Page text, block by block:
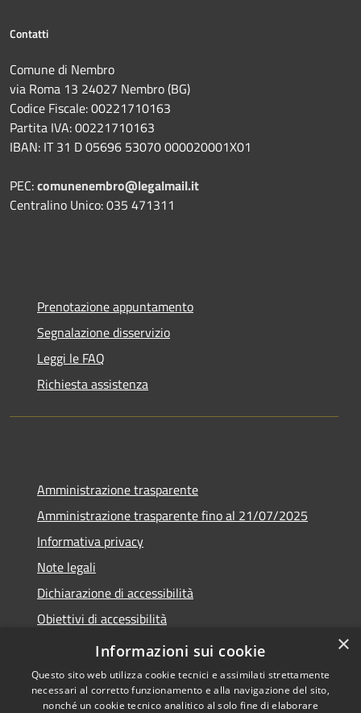
Contatti
Comune di Nembro
via Roma 13 24027 Nembro (BG)
Codice Fiscale: 00221710163
Partita IVA: 00221710163
IBAN: IT 31 D 05696 53070 000020001X01
PEC:comunenembro@legalmail.it
Centralino Unico: 035 471311
Prenotazione appuntamento
Segnalazione disservizio
Leggi le FAQ
Richiesta assistenza
Amministrazione trasparente
Amministrazione trasparente fino al 21/07/2025
Informativa privacy
Note legali
Dichiarazione di accessibilità
Obiettivi di accessibilità
Piano di miglioramento
×
Informazioni sui cookie
Questo sito web utilizza cookie tecnici e assimilati strettamente
necessari al corretto funzionamento e alla navigazione del sito,
nonché un cookie tecnico analitico al solo fine di elaborare